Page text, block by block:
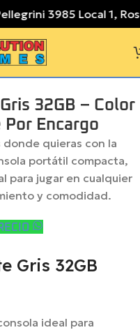
3985 Local 1,
32GB – Color
Por Encargo
quieras con la
portátil compacta,
para jugar en cualquier
y comodidad.
Gris 32GB
ideal para